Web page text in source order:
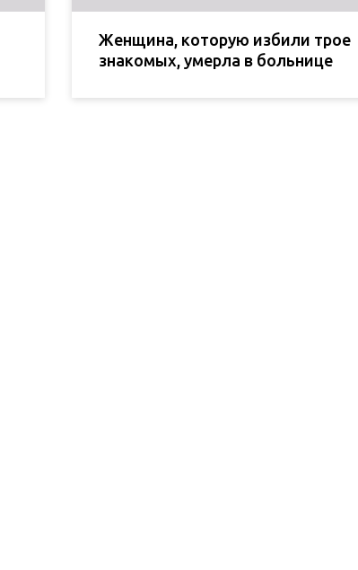
Женщина, которую избили трое
знакомых, умерла в больнице